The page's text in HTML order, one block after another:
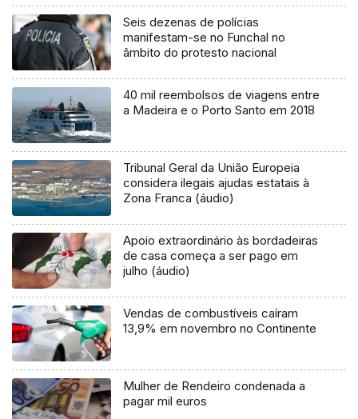
Seis dezenas de polícias
manifestam-se no Funchal no
âmbito do protesto nacional
40 mil reembolsos de viagens entre
a Madeira e o Porto Santo em 2018
Tribunal Geral da União Europeia
considera ilegais ajudas estatais à
Zona Franca (áudio)
Apoio extraordinário às bordadeiras
de casa começa a ser pago em
julho (áudio)
Vendas de combustíveis caíram
13,9% em novembro no Continente
Mulher de Rendeiro condenada a
pagar mil euros